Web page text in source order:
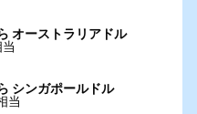
オーストラリアドル
シンガポールドル
当